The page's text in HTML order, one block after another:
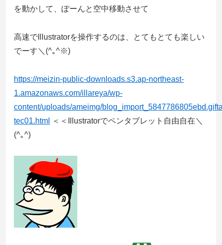
を動かして、ぽーんと空中移動させて
高速でIllustratorを操作するのは、とてもとても楽しい
でーす＼(^｡^※)
https://meizin-public-downloads.s3.ap-northeast-
1.amazonaws.com/illareya/wp-
content/uploads/ameimg/
tec01.html
＜＜Illustratorでペンタブレット自由自在＼
(^｡^)